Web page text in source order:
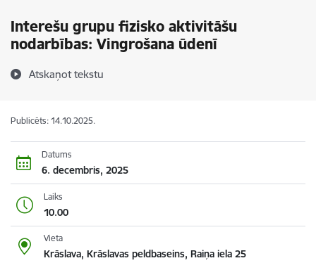
Interešu grupu fizisko aktivitāšu
nodarbības: Vingrošana ūdenī
Atskaņot tekstu
Publicēts: 14.10.2025.
Datums
6. decembris, 2025
Laiks
10.00
Vieta
Krāslava, Krāslavas peldbaseins, Raiņa iela 25